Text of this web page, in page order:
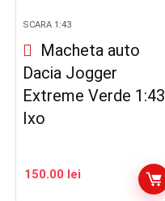
SCARA 1:43
Macheta auto
Dacia Jogger
Extreme Verde 1:43
Ixo
150.00 lei